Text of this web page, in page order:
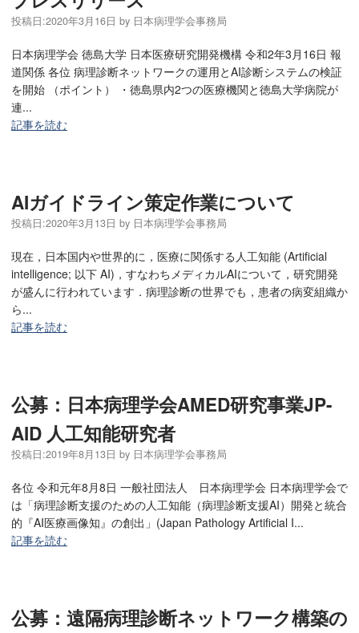
投稿日:2020年3月16日 by 日本病理学会事務局
日本病理学会 徳島大学 日本医療研究開発機構 令和2年3月16日 報
道関係 各位 病理診断ネットワークの運用とAI診断システムの検証
を開始 （ポイント） ・徳島県内2つの医療機関と徳島大学病院が
連...
記事を読む
AIガイドライン策定作業について
投稿日:2020年3月13日 by 日本病理学会事務局
現在，日本国内や世界的に，医療に関係する人工知能 (Artificial
intelligence; 以下 AI)，すなわちメディカルAIについて，研究開発
が盛んに行われています．病理診断の世界でも，患者の病変組織か
ら...
記事を読む
公募：日本病理学会AMED研究事業JP-
AID 人工知能研究者
投稿日:2019年8月13日 by 日本病理学会事務局
各位 令和元年8月8日 一般社団法人 日本病理学会 日本病理学会で
は「病理診断支援のための人工知能（病理診断支援AI）開発と統合
的『AI医療画像知』の創出」(Japan Pathology Artificial I...
記事を読む
公募：遠隔病理診断ネットワーク構築の